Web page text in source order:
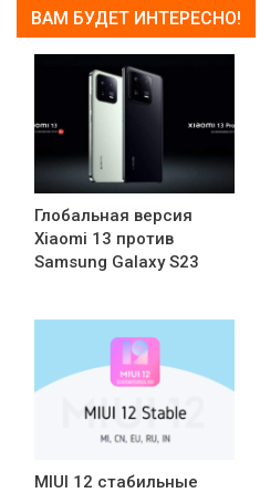
ВАМ БУДЕТ ИНТЕРЕСНО!
Глобальная версия
Xiaomi 13 против
Samsung Galaxy S23
MIUI 12 стабильные